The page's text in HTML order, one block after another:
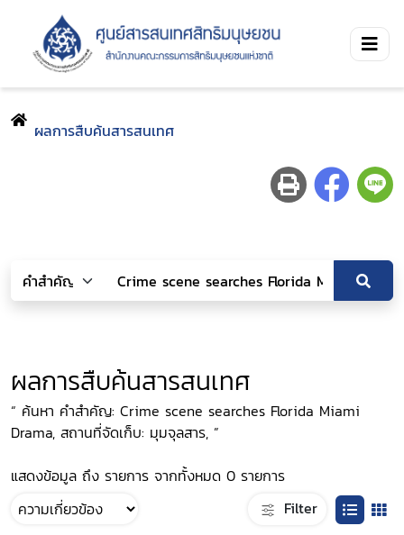
ผลการสืบค้นสารสนเทศ
ผลการสืบค้นสารสนเทศ
“ ค้นหา คำสำคัญ: Crime scene searches Florida Miami
Drama, สถานที่จัดเก็บ: มุมจุลสาร, ”
แสดงข้อมูล ถึง รายการ จากทั้งหมด 0 รายการ
Filter